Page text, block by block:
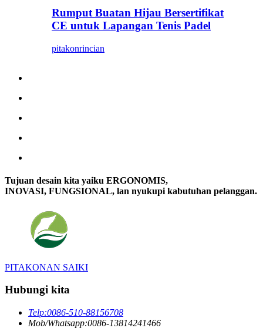
Rumput Buatan Hijau Bersertifikat
CE untuk Lapangan Tenis Padel
pitakonrincian
Tujuan desain kita yaiku ERGONOMIS,
INOVASI, FUNGSIONAL, lan nyukupi kabutuhan pelanggan.
PITAKONAN SAIKI
Hubungi kita
Telp:0086-510-88156708
Mob/Whatsapp:0086-13814241466